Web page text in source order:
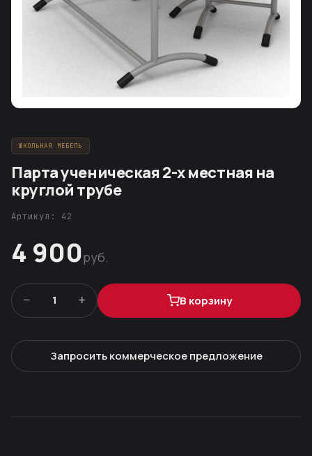
ШКОЛЬНАЯ МЕБЕЛЬ
Парта ученическая 2-х местная на
круглой трубе
Артикул: 42
4 900руб.
− 1 + В корзину
Запросить коммерческое предложение